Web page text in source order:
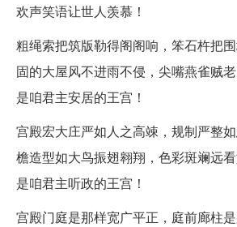
欢声笑语让世人羡慕！
粗绳索把筑版勒得阁阁响，笨石杵把
固的大屋风不进雨不侵，尖嘴燕雀贼
是咱君主安居的王宫！
宫殿宏大庄严如人之高竦，规制严整
檐造型如大鸟振翅翱翔，色彩斑斓远
是咱君主听政的王宫！
宫殿门庭是那样宽广平正，庭前廊柱